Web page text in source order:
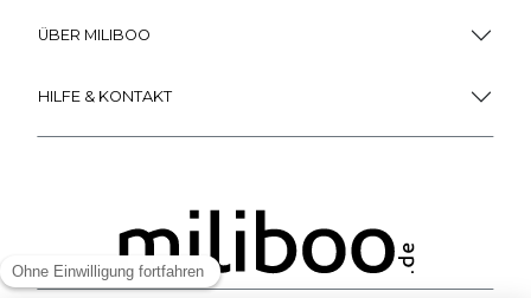
ÜBER MILIBOO
HILFE & KONTAKT